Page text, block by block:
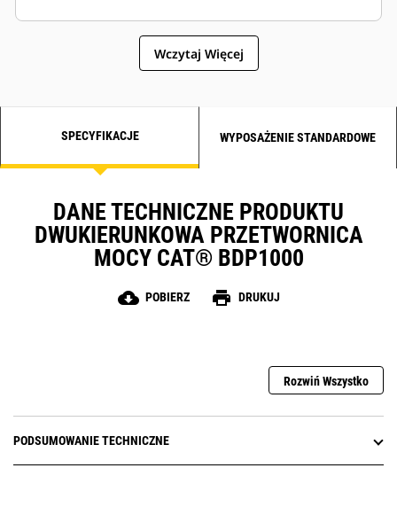
Wczytaj Więcej
SPECYFIKACJE WYPOSAŻENIE STANDARDOWE
DANE TECHNICZNE PRODUKTU
DWUKIERUNKOWA PRZETWORNICA
MOCY CAT® BDP1000
cloud_download POBIERZ print DRUKUJ
Rozwiń Wszystko
PODSUMOWANIE TECHNICZNE